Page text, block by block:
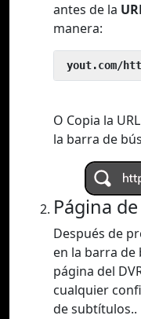
antes de la
manera:
yout.com/
O Copia la
la barra de
Página de
Después de
en la barra de
página del
cualquier
de subtítulos..